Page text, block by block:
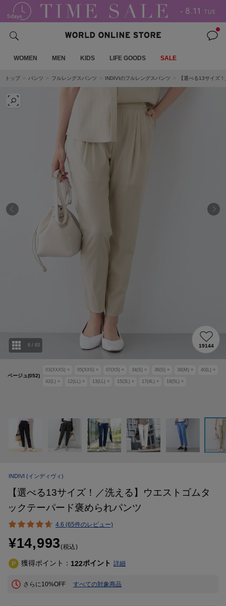
WOMEN MEN KIDS LIFE GOODS SALE
トップ パンツ フルレングスパンツ INDIVIのフルレングスパンツ 【選べる13サイズ
ベージュ(052)
03(XXXS) × 05(XXS) × 07(XS) × 34(S) × 36(S) × 38(M) × 40(L) ×
42(L) × 12(LL) × 13(LL) × 15(3L) × 17(4L) × 19(5L) ×
6 / 63 19144
INDIVI (インディヴィ)
【選べる13サイズ！／洗える】ウエストゴムタ
ックテーパード褒められパンツ
4.6 (65件のレビュー)
¥14,993(税込)
獲得ポイント： 122ポイント 詳細
さらに10%OFF すべての対象商品